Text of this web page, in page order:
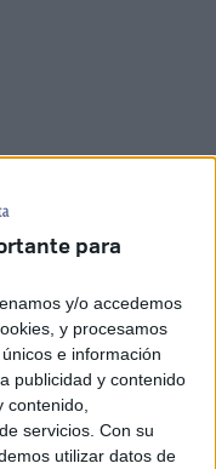
para
y/o accedemos
y procesamos
e información
publicidad y contenido
contenido,
servicios. Con su
utilizar datos de
a la península a un
residían en el
(CETI). Se
que se ha
entradas masivas
últimas semanas.